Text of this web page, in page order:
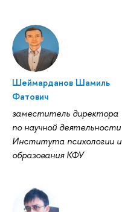
Шеймарданов Шамиль
Фатович
заместитель директора
по научной деятельности
Института психологии и
образования КФУ